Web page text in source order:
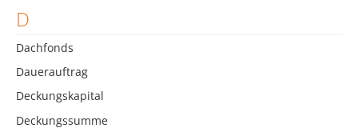
D
Dachfonds
Dauerauftrag
Deckungskapital
Deckungssumme